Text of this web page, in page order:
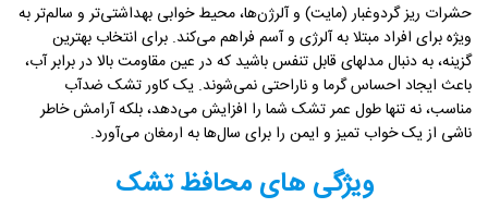
حشرات ریز گردوغبار (مایت) و آلرژن‌ها، محیط خوابی بهداشتی‌تر و سالم‌تر به
ویژه برای افراد مبتلا به آلرژی و آسم فراهم می‌کند. برای انتخاب بهترین
گزینه، به دنبال مدلهای قابل تنفس باشید که در عین مقاومت بالا در برابر آب،
باعث ایجاد احساس گرما و ناراحتی نمی‌شوند. یک کاور تشک ضدآب
مناسب، نه تنها طول عمر تشک شما را افزایش می‌دهد، بلکه آرامش خاطر
ناشی از یک خواب تمیز و ایمن را برای سال‌ها به ارمغان می‌آورد.
ویژگی های محافظ تشک